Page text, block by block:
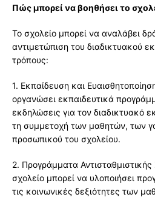
Πώς μπορεί να βοηθήσει το
Το σχολείο μπορεί να αναλάβει
αντιμετώπιση του διαδικτυακού
τρόπους:
1. Εκπαίδευση και
οργανώσει εκπαιδευτικά
εκδηλώσεις για τον διαδικτυακό
τη συμμετοχή των μαθητών, των
προσωπικού του σχολείου.
2. Προγράμματα
σχολείο μπορεί να υλοποιήσει
τις κοινωνικές δεξιότητες των